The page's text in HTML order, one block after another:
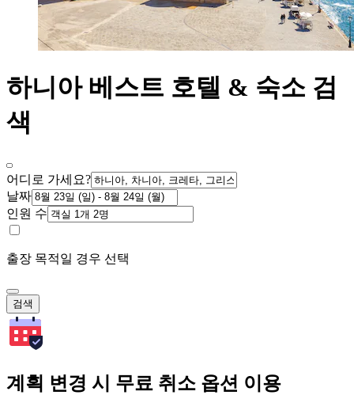
하니아 베스트 호텔 & 숙소 검
색
어디로 가세요?
날짜
인원 수
출장 목적일 경우 선택
검색
계획 변경 시 무료 취소 옵션 이용